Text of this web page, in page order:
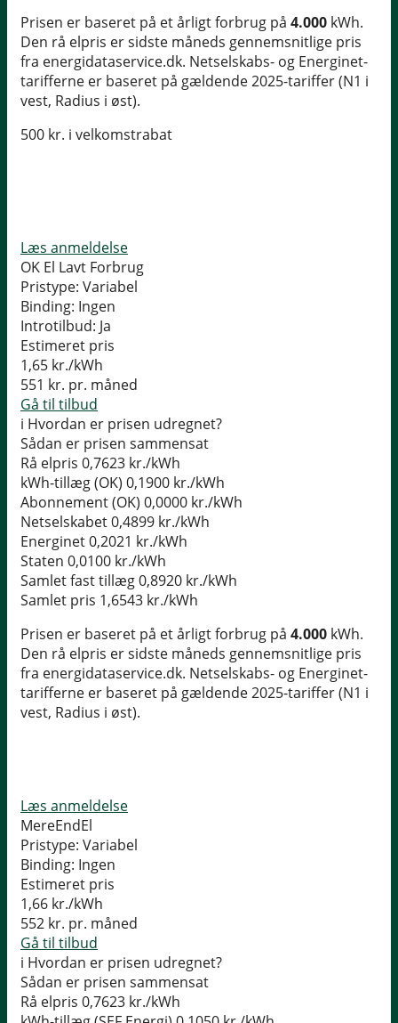
Prisen er baseret på et årligt forbrug på 4.000 kWh.
Den rå elpris er sidste måneds gennemsnitlige pris
fra energidataservice.dk. Netselskabs- og Energinet-
tarifferne er baseret på gældende 2025-tariffer (N1 i
vest, Radius i øst).
500 kr. i velkomstrabat
Læs anmeldelse
OK El Lavt Forbrug
Pristype: Variabel
Binding: Ingen
Introtilbud: Ja
Estimeret pris
1,65 kr./kWh
551 kr. pr. måned
Gå til tilbud
i Hvordan er prisen udregnet?
Sådan er prisen sammensat
Rå elpris 0,7623 kr./kWh
kWh-tillæg (OK) 0,1900 kr./kWh
Abonnement (OK) 0,0000 kr./kWh
Netselskabet0,4899 kr./kWh
Energinet0,2021 kr./kWh
Staten 0,0100 kr./kWh
Samlet fast tillæg0,8920 kr./kWh
Samlet pris 1,6543 kr./kWh
Prisen er baseret på et årligt forbrug på 4.000 kWh.
Den rå elpris er sidste måneds gennemsnitlige pris
fra energidataservice.dk. Netselskabs- og Energinet-
tarifferne er baseret på gældende 2025-tariffer (N1 i
vest, Radius i øst).
Læs anmeldelse
MereEndEl
Pristype: Variabel
Binding: Ingen
Estimeret pris
1,66 kr./kWh
552 kr. pr. måned
Gå til tilbud
i Hvordan er prisen udregnet?
Sådan er prisen sammensat
Rå elpris 0,7623 kr./kWh